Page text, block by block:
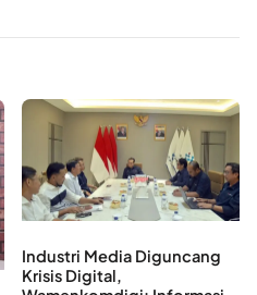
Industri Media Diguncang
Krisis Digital,